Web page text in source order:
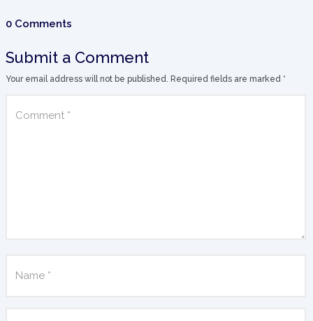
0 Comments
Submit a Comment
Your email address will not be published. Required fields are marked *